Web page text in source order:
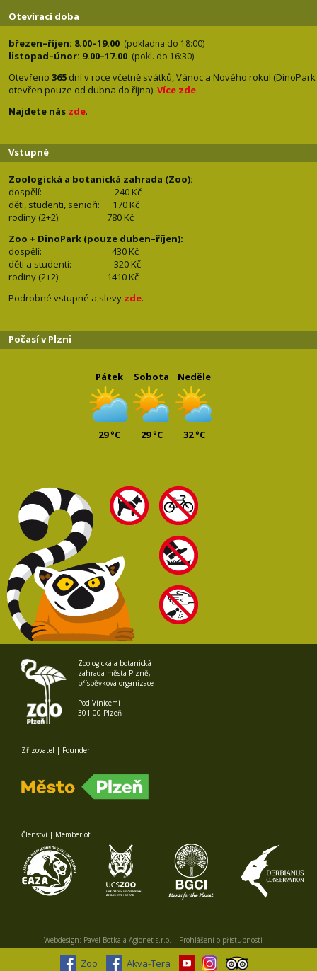
Otevírací doba
březen–říjen: 8.00–19.00 (pokladna do 18:00)
listopad–únor: 9.00–17.00 (pokl. do 16:30)
Otevřeno 365 dní v roce včetně svátků, Vánoc a Nového roku! (DinoPark
otevřen pouze od dubna do října). Více zde.
Najdete nás zde.
Vstupné
Zoologická a botanická zahrada (Zoo):
dospělí:
240 Kč
děti, studenti, senioři: 170 Kč
rodiny (2+2): 780 Kč
Zoo + DinoPark (pouze duben–říjen):
dospělí: 430 Kč
děti a studenti: 320 Kč
rodiny (2+2): 1410 Kč
Podrobné vstupné a slevy zde.
Počasí v Plzni
Pátek
29 °C
Sobota
29 °C
Neděle
32 °C
Zoologická a botanická
zahrada města Plzně,
příspěvková organizace
Pod Vinicemi
301 00 Plzeň
Zřizovatel | Founder
Členství | Member of
Webdesign: Pavel Botka a Agionet s.r.o. | Prohlášení o přístupnosti
Zoo Akva-Tera